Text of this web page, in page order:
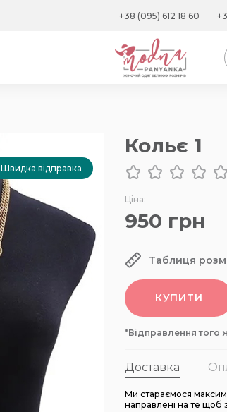
+38 (095) 612 18 60
Швидка відправка
Кольє 1
Ціна:
950 грн
Таблиця
КУПИТИ
*Відправлення того
Доставка
Ми стараємося
направлені на те щоб